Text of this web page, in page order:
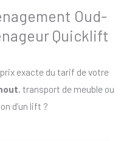
Oud-
Quicklift
exacte du tarif de votre
, transport de meuble ou
d’un lift ?